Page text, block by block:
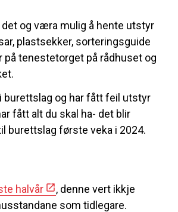
det og væra mulig å hente utstyr
plastsekker, sorteringsguide
på tenestetorget på rådhuset og
burettslag og har fått feil utstyr
fått alt du skal ha- det blir
burettslag første veka i 2024.
halvår
, denne vert ikkje
som tidlegare.